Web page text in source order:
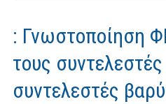
: Γνωστοποίηση
τους
συντελεστές